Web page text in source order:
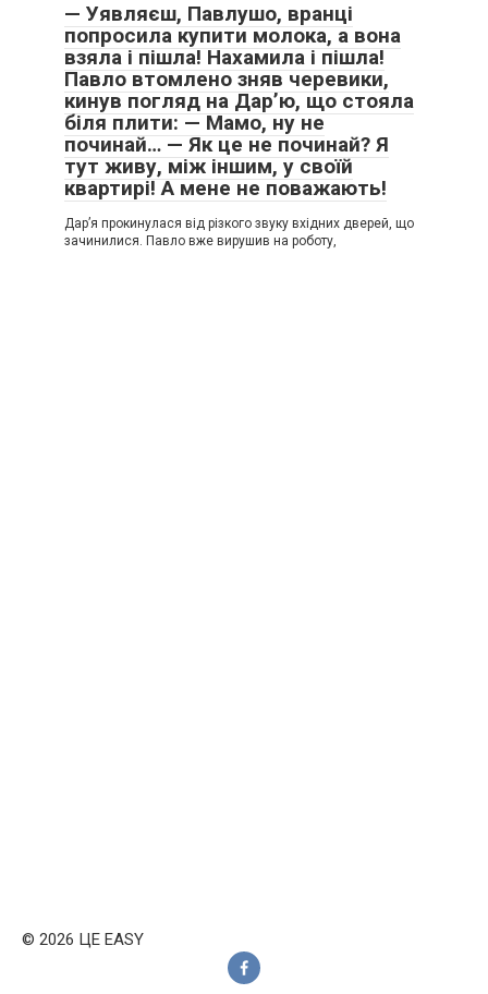
— Уявляєш, Павлушо, вранці
попросила купити молока, а вона
взяла і пішла! Нахамила і пішла!
Павло втомлено зняв черевики,
кинув погляд на Дар’ю, що стояла
біля плити: — Мамо, ну не
починай… — Як це не починай? Я
тут живу, між іншим, у своїй
квартирі! А мене не поважають!
Дар’я прокинулася від різкого звуку вхідних дверей, що
зачинилися. Павло вже вирушив на роботу,
© 2026 ЦЕ EASY